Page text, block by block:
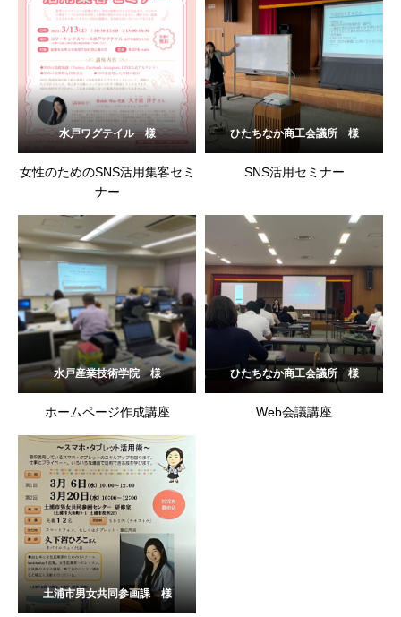
水戸ワグテイル 様
女性のためのSNS活用集客セミ
ナー
ひたちなか商工会議所 様
SNS活用セミナー
水戸産業技術学院 様
ホームページ作成講座
ひたちなか商工会議所 様
Web会議講座
土浦市男女共同参画課 様